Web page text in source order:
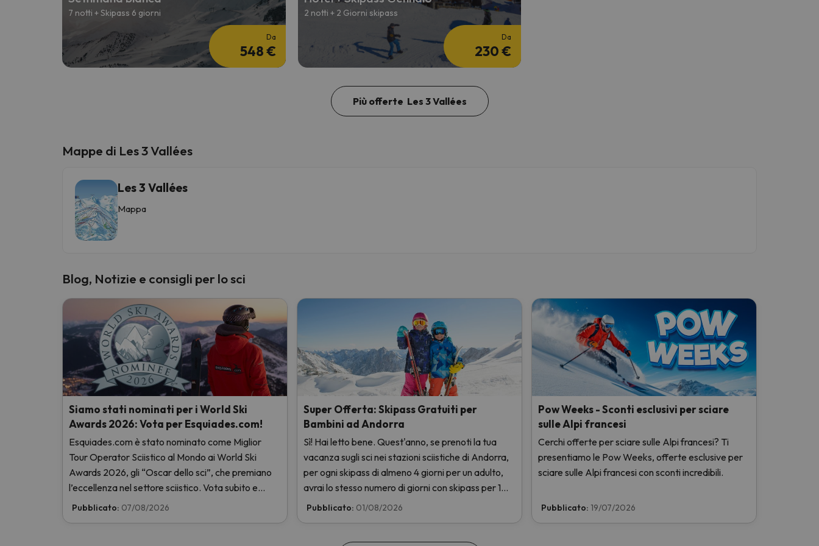
7 notti + Skipass 6 giorni
Da
548 €
2 notti + 2 Giorni skipass
Da
230 €
Più offerte Les 3 Vallées
Mappe di Les 3 Vallées
Les 3 Vallées
Mappa
Blog, Notizie e consigli per lo sci
Siamo stati nominati per i World Ski
Awards 2026: Vota per Esquiades.com!
Esquiades.com è stato nominato come Miglior
Tour Operator Sciistico al Mondo ai World Ski
Awards 2026, gli “Oscar dello sci”, che premiano
l’eccellenza nel settore sciistico. Vota subito e
aiutaci a arrivare in cima!
Pubblicato: 07/08/2026
Super Offerta: Skipass Gratuiti per
Bambini ad Andorra
Sì! Hai letto bene. Quest'anno, se prenoti la tua
vacanza sugli sci nei stazioni sciistiche di Andorra,
per ogni skipass di almeno 4 giorni per un adulto,
avrai lo stesso numero di giorni con skipass per 1
bambino totalmente GRATIS. Entra e scoprilo qui.
Pubblicato: 01/08/2026
Pow Weeks - Sconti esclusivi per sciare
sulle Alpi francesi
Cerchi offerte per sciare sulle Alpi francesi? Ti
presentiamo le Pow Weeks, offerte esclusive per
sciare sulle Alpi francesi con sconti incredibili.
Pubblicato: 19/07/2026